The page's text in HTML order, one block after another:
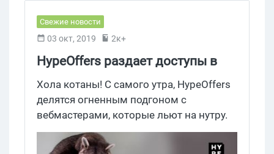
Свежие новости
03 окт, 2019 2к+
HypeOffers раздает доступы в
Keitaro и spy-сервис Adplexity
Хола котаны! С самого утра, HypeOffers
делятся огненным подгоном с
вебмастерами, которые льют на нутру.
Ребята протестировали и подобрали
топчик бурж офферов, которые стоят